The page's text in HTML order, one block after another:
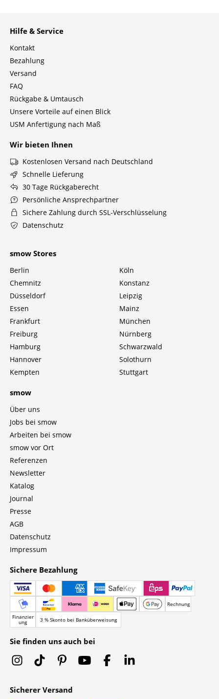
Hilfe & Service
Kontakt
Bezahlung
Versand
FAQ
Rückgabe & Umtausch
Unsere Vorteile auf einen Blick
USM Anfertigung nach Maß
Wir bieten Ihnen
Kostenlosen Versand nach Deutschland
Schnelle Lieferung
30 Tage Rückgaberecht
Persönliche Ansprechpartner
Sichere Zahlung durch SSL-Verschlüsselung
Datenschutz
smow Stores
Berlin
Chemnitz
Düsseldorf
Essen
Frankfurt
Freiburg
Hamburg
Hannover
Kempten
Köln
Konstanz
Leipzig
Mainz
München
Nürnberg
Schwarzwald
Solothurn
Stuttgart
smow
Über uns
Jobs bei smow
Arbeiten bei smow
smow vor Ort
Referenzen
Newsletter
Katalog
Journal
Presse
AGB
Datenschutz
Impressum
Sichere Bezahlung
Rechnung
Finanzier
ung 3 % Skonto bei Banküberweisung
Sie finden uns auch bei
Sicherer Versand